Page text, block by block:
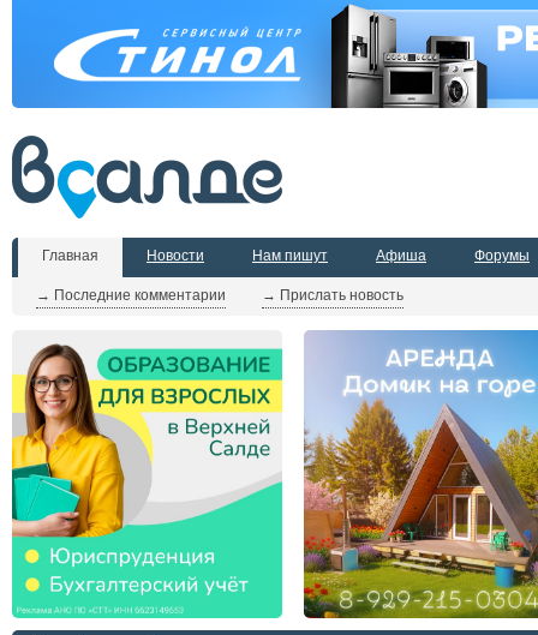
Главная
→ Последние комментарии → Прислать новость
Новости Нам пишут Афиша Форумы